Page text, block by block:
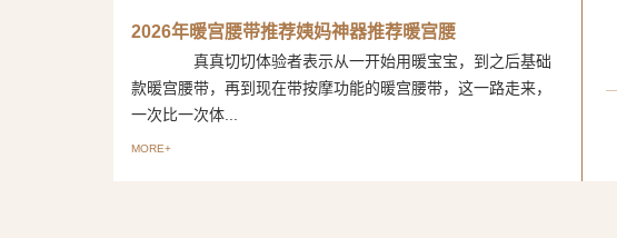
2026年暖宫腰带推荐姨妈神器推荐暖宫腰
真真切切体验者表示从一开始用暖宝宝，到之后基础
款暖宫腰带，再到现在带按摩功能的暖宫腰带，这一路走来，
一次比一次体...
MORE+